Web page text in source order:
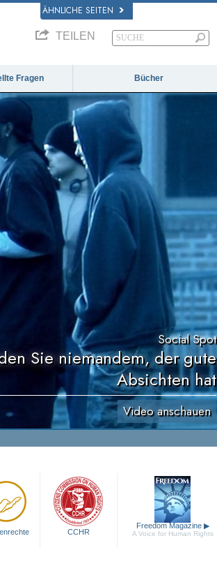
ÄHNLICHE SEITEN
TEILEN
Fragen Bücher
Social Spot
Sie niemandem, der gute
Absichten hat
Video anschauen
CCHR
Freedom Magazine ▶
A Voice for Human Rights